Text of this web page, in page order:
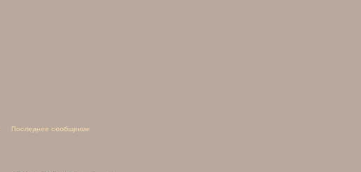
Последнее сообщение